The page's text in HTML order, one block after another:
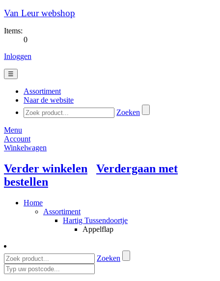
Van Leur webshop
Items:
0
Inloggen
☰
Assortiment
Naar de website
Zoeken
Menu
Account
Winkelwagen
Verder winkelen
Verdergaan met
bestellen
Home
Assortiment
Hartig Tussendoortje
Appelflap
Zoeken